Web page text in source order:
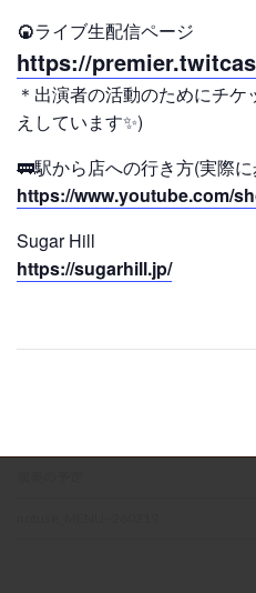
🍘ライブ生配信ページ
https://
＊出演者の活動のためにチ
えしています✨)
🚃駅から店への行き方(実際
https://www.youtube.com/
Sugar Hill
https://sugarhill.jp/